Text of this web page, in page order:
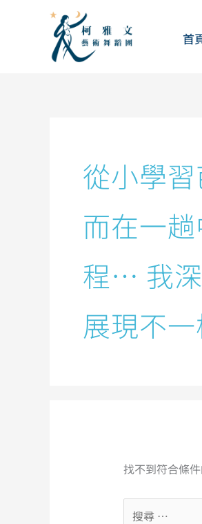
首
從小學
而在一
程… 我
展現不
找不到符合條
關
鍵